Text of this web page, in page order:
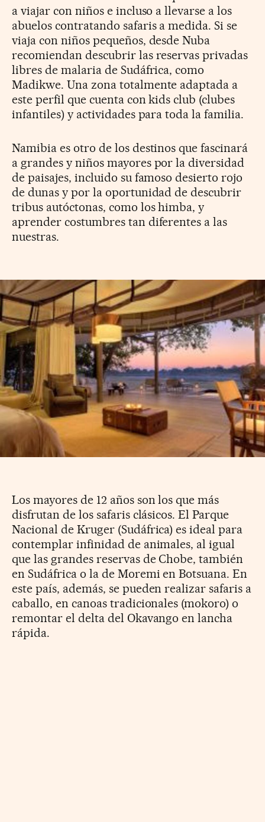
a viajar con niños e incluso a llevarse a los
abuelos contratando safaris a medida. Si se
viaja con niños pequeños, desde Nuba
recomiendan descubrir las reservas privadas
libres de malaria de Sudáfrica, como
Madikwe. Una zona totalmente adaptada a
este perfil que cuenta con kids club (clubes
infantiles) y actividades para toda la familia.
Namibia es otro de los destinos que fascinará
a grandes y niños mayores por la diversidad
de paisajes, incluido su famoso desierto rojo
de dunas y por la oportunidad de descubrir
tribus autóctonas, como los himba, y
aprender costumbres tan diferentes a las
nuestras.
Los mayores de 12 años son los que más
disfrutan de los safaris clásicos. El Parque
Nacional de Kruger (Sudáfrica) es ideal para
contemplar infinidad de animales, al igual
que las grandes reservas de Chobe, también
en Sudáfrica o la de Moremi en Botsuana. En
este país, además, se pueden realizar safaris a
caballo, en canoas tradicionales (mokoro) o
remontar el delta del Okavango en lancha
rápida.